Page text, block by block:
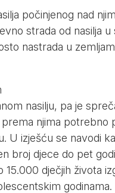
počinjenog nad
strada od nasilja u
nastrada u
nasilju, pa je
njima potrebno
U izješću se navodi
broj djece do pet
dječjih života
godinama.